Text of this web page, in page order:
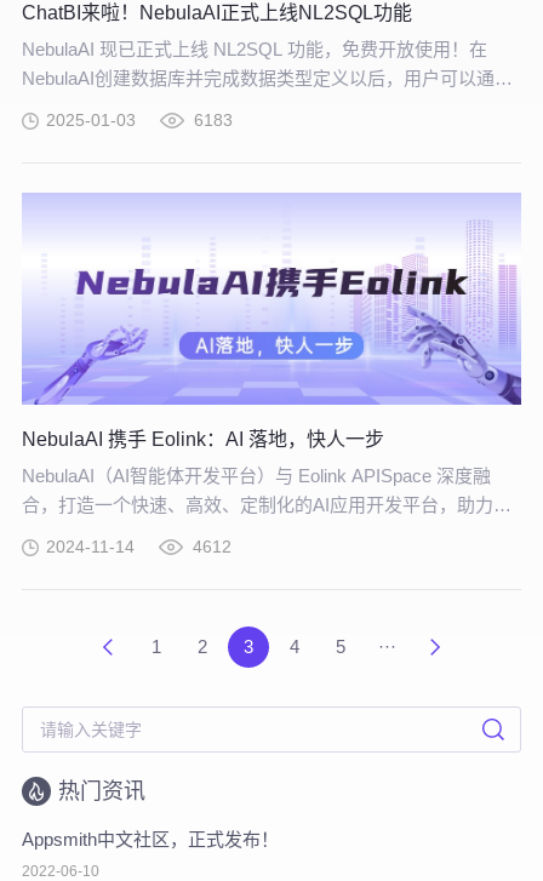
ChatBI来啦！NebulaAI正式上线NL2SQL功能
NebulaAI 现已正式上线 NL2SQL 功能，免费开放使用！在
NebulaAI创建数据库并完成数据类型定义以后，用户可以通过
查询，并呈现图形化数据结果。
2025-01-03 6183
NebulaAI 携手 Eolink：AI 落地，快人一步
NebulaAI（AI智能体开发平台）与 Eolink APISpace 深度融
合，打造一个快速、高效、定制化的AI应用开发平台，助力企
2024-11-14 4612
1 2 3 4 5 ···
热门资讯
Appsmith中文社区，正式发布！
2022-06-10